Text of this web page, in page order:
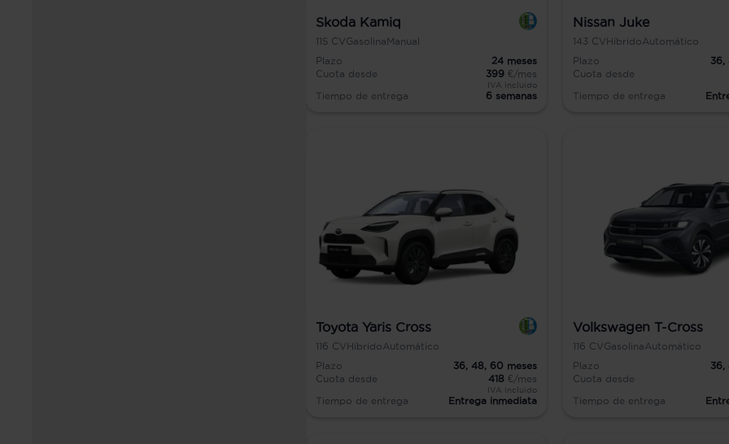
Skoda Kamiq
115 CVGasolinaManual
Plazo
24 meses
Cuota desde
399 €/mes
IVA incluido
Tiempo de entrega 6 semanas
Nissan Juke
143 CVHíbridoAutomático
Plazo
36,
Cuota desde
Tiempo de entrega
Toyota Yaris Cross
116 CV HíbridoAutomático
Plazo
36, 48, 60 meses
Cuota desde
418 €/mes
IVA incluido
Tiempo de entrega Entrega inmediata
Volkswagen T-Cross
116 CVGasolinaAutomático
Plazo
36,
Cuota desde
Tiempo de entrega